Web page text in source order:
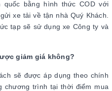
bằng hình thức COD với
xe tải về tận nhà Quý Khách.
tạp sẽ sử dụng xe Công ty và
giảm giá không?
sẽ được áp dụng theo chính
chương trình tại thời điểm mua